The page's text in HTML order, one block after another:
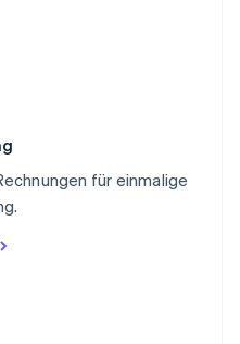
für einmalige